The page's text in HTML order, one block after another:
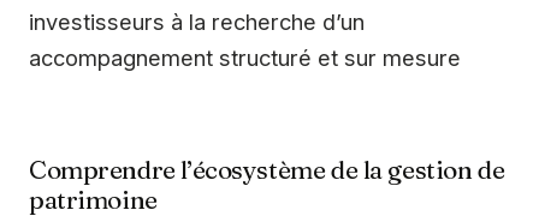
investisseurs à la recherche d’un
accompagnement structuré et sur mesure
Comprendre l’écosystème de la gestion de
patrimoine